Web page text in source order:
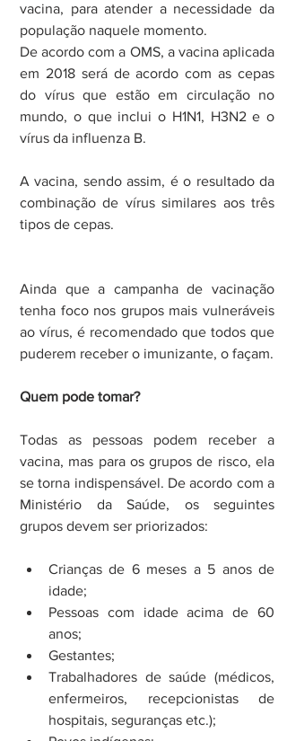
vacina, para atender a necessidade da
população naquele momento.
De acordo com a OMS, a vacina aplicada
em 2018 será de acordo com as cepas
do vírus que estão em circulação no
mundo, o que inclui o H1N1, H3N2 e o
vírus da influenza B.
A vacina, sendo assim, é o resultado da
combinação de vírus similares aos três
tipos de cepas.
Ainda que a campanha de vacinação
tenha foco nos grupos mais vulneráveis
ao vírus, é recomendado que todos que
puderem receber o imunizante, o façam.
Quem pode tomar?
Todas as pessoas podem receber a
vacina, mas para os grupos de risco, ela
se torna indispensável. De acordo com a
Ministério da Saúde, os seguintes
grupos devem ser priorizados:
Crianças de 6 meses a 5 anos de
idade;
Pessoas com idade acima de 60
anos;
Gestantes;
Trabalhadores de saúde (médicos,
enfermeiros, recepcionistas de
hospitais, seguranças etc.);